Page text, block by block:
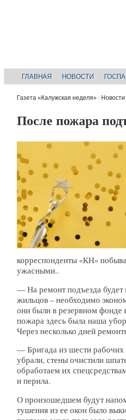
ГЛАВНАЯ НОВОСТИ
Газета «Калужская неделя» / Новости
После пожара
корреспонденты «КН»
ужасными..
— На ремонт подъезда будет
жильцов – необходимо
они были в резервном фонде
пожара здесь была наша
Через несколько дней
— Бригада из шести рабочих
убрали, стены очистили
обработаем их
и перила.
О произошедшем будут
тушения из ее окон было